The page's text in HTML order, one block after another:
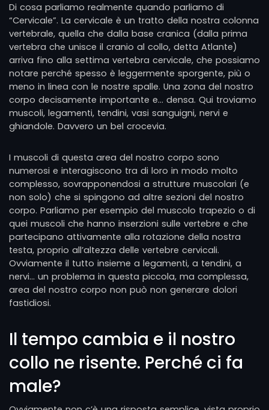
Di cosa parliamo realmente quando parliamo di
“Cervicale”. La cervicale è un tratto della nostra colonna
vertebrale, quella che dalla base cranica (dalla prima
vertebra che unisce il cranio al collo, detta Atlante)
arriva fino alla settima vertebra cervicale, che possiamo
notare perché spesso è leggermente sporgente, più o
meno in linea con le nostre spalle. Una zona del nostro
corpo decisamente importante e… densa. Qui troviamo
muscoli, legamenti, tendini, vasi sanguigni, nervi e
ghiandole. Davvero un bel crocevia.
I muscoli di questa area del nostro corpo sono
numerosi e interagiscono tra di loro in modo molto
complesso, sovrapponendosi a strutture muscolari (e
non solo) che si spingono ad altre sezioni del nostro
corpo. Parliamo per esempio del muscolo trapezio o di
quei muscoli che hanno inserzioni sulle vertebre e che
partecipano attivamente alla rotazione della nostra
testa, proprio all’altezza delle vertebre cervicali.
Ovviamente il tutto insieme a legamenti, a tendini, a
nervi… un problema in questa piccola, ma complessa,
area del nostro corpo non può non generare dolori
fastidiosi.
Il tempo cambia e il nostro
collo ne risente. Perché ci fa
male?